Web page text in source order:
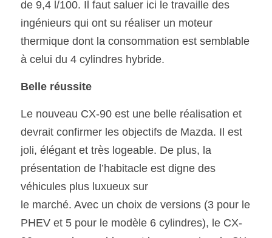
de 9,4 l/100. Il faut saluer ici le travaille des
ingénieurs qui ont su réaliser un moteur
thermique dont la consommation est semblable
à celui du 4 cylindres hybride.
Belle réussite
Le nouveau CX-90 est une belle réalisation et
devrait confirmer les objectifs de Mazda. Il est
joli, élégant et très logeable. De plus, la
présentation de l’habitacle est digne des
véhicules plus luxueux sur
le marché. Avec un choix de versions (3 pour le
PHEV et 5 pour le modèle 6 cylindres), le CX-